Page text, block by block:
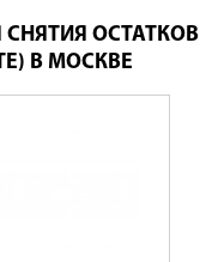
ОСТАТКОВ
В МОСКВЕ